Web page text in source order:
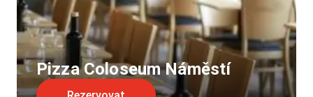
Pizza Coloseum Náměstí